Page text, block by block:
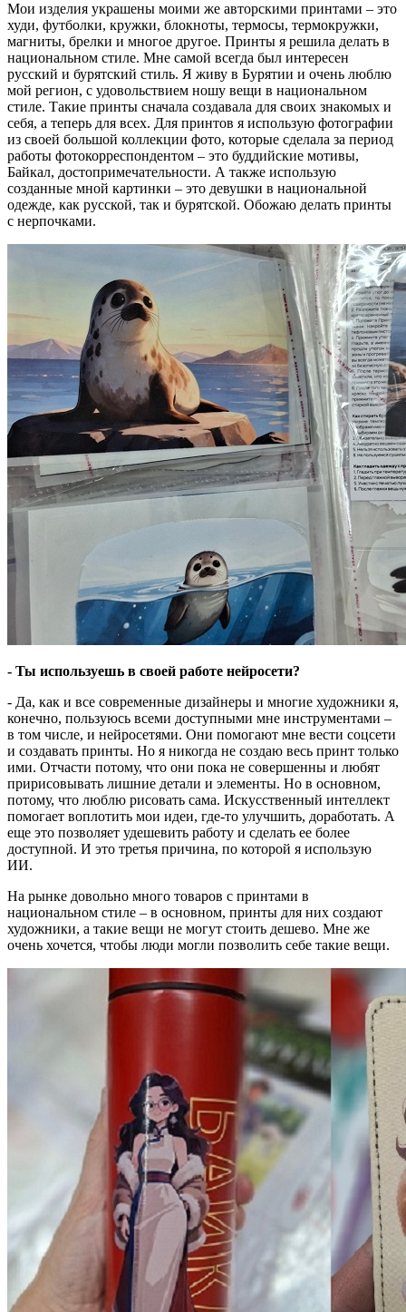
Мои изделия украшены моими же авторскими принтами – это
худи, футболки, кружки, блокноты, термосы, термокружки,
магниты, брелки и многое другое. Принты я решила делать в
национальном стиле. Мне самой всегда был интересен
русский и бурятский стиль. Я живу в Бурятии и очень люблю
мой регион, с удовольствием ношу вещи в национальном
стиле. Такие принты сначала создавала для своих знакомых и
себя, а теперь для всех. Для принтов я использую фотографии
из своей большой коллекции фото, которые сделала за период
работы фотокорреспондентом – это буддийские мотивы,
Байкал, достопримечательности. А также использую
созданные мной картинки – это девушки в национальной
одежде, как русской, так и бурятской. Обожаю делать принты
с нерпочками.
- Ты используешь в своей работе нейросети?
- Да, как и все современные дизайнеры и многие художники я,
конечно, пользуюсь всеми доступными мне инструментами –
в том числе, и нейросетями. Они помогают мне вести соцсети
и создавать принты. Но я никогда не создаю весь принт только
ими. Отчасти потому, что они пока не совершенны и любят
пририсовывать лишние детали и элементы. Но в основном,
потому, что люблю рисовать сама. Искусственный интеллект
помогает воплотить мои идеи, где-то улучшить, доработать. А
еще это позволяет удешевить работу и сделать ее более
доступной. И это третья причина, по которой я использую
ИИ.
На рынке довольно много товаров с принтами в
национальном стиле – в основном, принты для них создают
художники, а такие вещи не могут стоить дешево. Мне же
очень хочется, чтобы люди могли позволить себе такие вещи.